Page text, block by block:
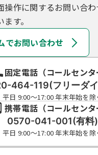
操作に関するお問い合
す。
でお問い合わせ
固定電話（コールセンタ
464-119(フリーダ
平日 9:00～17:00 年末年始を除
携帯電話（コールセンタ
0570-041-001(有料)
平日 9:00～17:00 年末年始を除